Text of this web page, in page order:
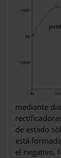
mediante
de estado
está
el negativo,